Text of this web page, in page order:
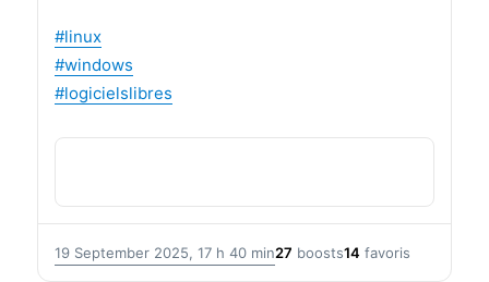
#linux
#windows
#logicielslibres
19 September 2025, 17 h 40 min27 boosts14 favoris